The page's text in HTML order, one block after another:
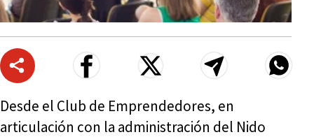
Desde el Club de Emprendedores, en
articulación con la administración del Nido